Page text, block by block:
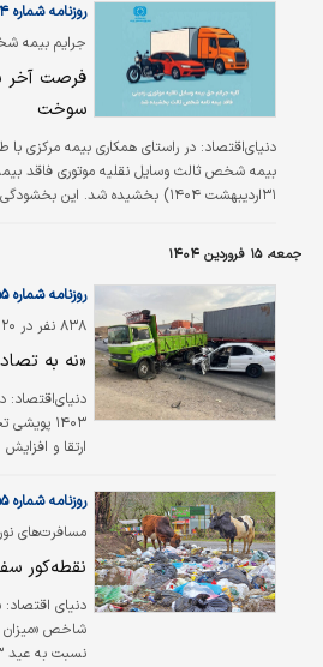
اساسی زبان
فارسی است.
حقوقی است و
کشور فارسی
شد
روزنامه شماره ۶۲۷۴
فرصت آخر
سوخت
دنیای‌اقتصاد: در راستای همکاری بیمه مرکزی
۳۱اردیبهشت ۱۴۰۴) بخشیده شد. این
جمعه، ۱۵ فروردین ۱۴۰۴
۸۳۸ نفر در ۲۰ روز جان خود را از دست دادند؛
روزنامه شماره ۶۲۵۵
«نه به
دنیای‌اقتصاد:
۱۴۰۳
ارتقا و
رئیس پلیس
جان‌باختگان
چطور؟
روزنامه شماره ۶۲۵۵
نقطه‌کور
دنیای اقتصاد: